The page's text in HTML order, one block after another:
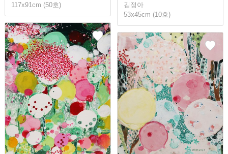
김정아
53x45cm (10호)
117x91cm (50호)